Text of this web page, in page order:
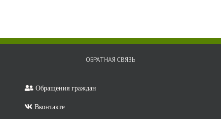
ОБРАТНАЯ СВЯЗЬ
Обращения граждан
Вконтакте